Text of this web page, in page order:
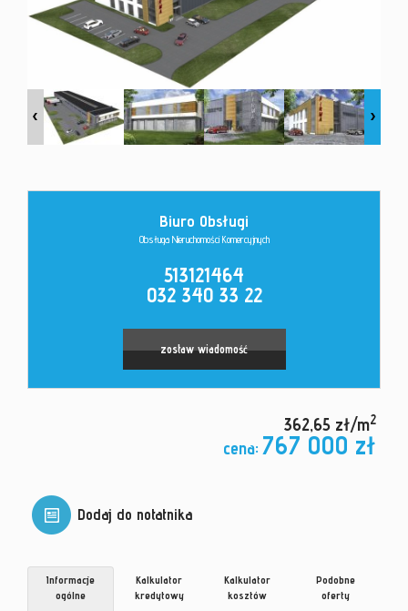
Leaflet
Biuro Obsługi
Obsługa Nieruchomości Komercyjnych
513121464
032 340 33 22
zostaw wiadomość
362,65 zł/m2
cena: 767 000 zł
Dodaj do notatnika
Informacje
ogólne
Kalkulator
kredytowy
Kalkulator
kosztów
Podobne
oferty